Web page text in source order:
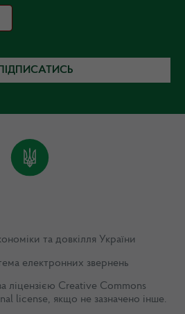
ПІДПИСАТИСЬ
та довкілля України
електронних звернень
ліцензією Creative Commons
license, якщо не зазначено інше.